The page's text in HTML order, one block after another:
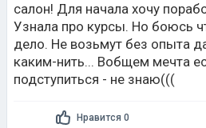
салон! Для начала хочу
Узнала про курсы. Но боюсь
дело. Не возьмут без опыта
каким-нить... Вобщем мечта
подступиться - не знаю(((
Нравится 0